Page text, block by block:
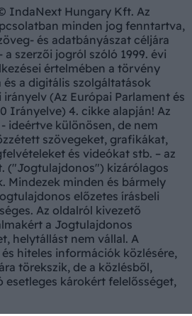
IndaNext Hungary Kft. Az
minden jog fenntartva,
és adatbányászat céljára
a szerzői jogról szóló 1999. évi
értelmében a törvény
és a digitális szolgáltatások
(Az Európai Parlament és
Irányelve) 4. cikke alapján! Az
ideértve különösen, de nem
szövegeket, grafikákat,
és videókat stb. – az
("Jogtulajdonos") kizárólagos
Mindezek minden és bármely
előzetes írásbeli
Az oldalról kivezető
a Jogtulajdonos
helytállást nem vállal. A
hiteles információk közlésére,
törekszik, de a közlésből,
károkért felelősséget,